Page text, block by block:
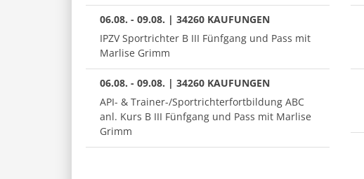
06.08. - 09.08. | 34260 KAUFUNGEN
IPZV Sportrichter B III Fünfgang und Pass mit
Marlise Grimm
06.08. - 09.08. | 34260 KAUFUNGEN
API- & Trainer-/Sportrichterfortbildung ABC
anl. Kurs B III Fünfgang und Pass mit Marlise
Grimm